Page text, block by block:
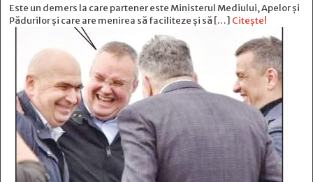
Este un demers la care partener este Ministerul Mediului, Apelor și
Pădurilor și care are menirea să faciliteze și să […] Citește!